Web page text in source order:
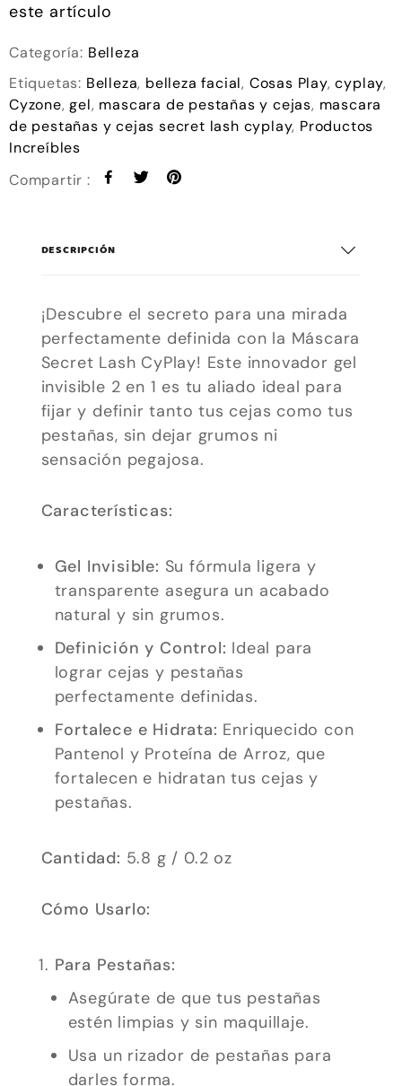
este artículo
Categoría: Belleza
Etiquetas: Belleza, belleza facial, Cosas Play,cyplay,
Cyzone,gel, mascara de pestañas y cejas, mascara
de pestañas y cejas secret lash cyplay, Productos
Increíbles
Compartir :
DESCRIPCIÓN
¡Descubre el secreto para una mirada
perfectamente definida con la Máscara
Secret Lash CyPlay! Este innovador gel
invisible 2 en 1 es tu aliado ideal para
fijar y definir tanto tus cejas como tus
pestañas, sin dejar grumos ni
sensación pegajosa.
Características:
Gel Invisible: Su fórmula ligera y
transparente asegura un acabado
natural y sin grumos.
Definición y Control: Ideal para
lograr cejas y pestañas
perfectamente definidas.
Fortalece e Hidrata: Enriquecido con
Pantenol y Proteína de Arroz, que
fortalecen e hidratan tus cejas y
pestañas.
Cantidad: 5.8 g / 0.2 oz
Cómo Usarlo:
Para Pestañas:
Asegúrate de que tus pestañas
estén limpias y sin maquillaje.
Usa un rizador de pestañas para
darles forma.
cookies no
son
opcionales.
Son
necesarias
para que
funcionalidad
y estructura
base a cómo